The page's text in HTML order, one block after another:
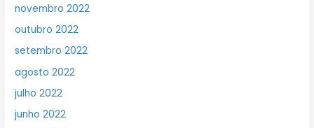
novembro 2022
outubro 2022
setembro 2022
agosto 2022
julho 2022
junho 2022